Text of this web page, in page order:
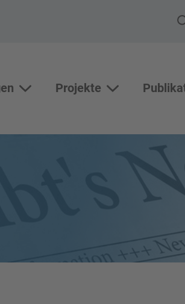
Lösungen Unterseiten von
Projekte